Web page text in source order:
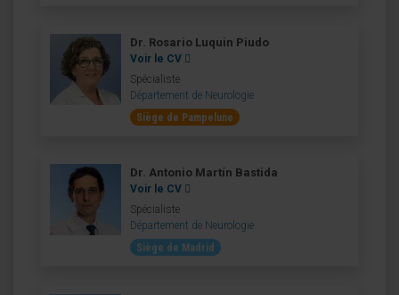
Dr. Rosario Luquin Piudo
Voir le CV
Spécialiste
Département de Neurologie
Siège de Pampelune
Dr. Antonio Martín Bastida
Voir le CV
Spécialiste
Département de Neurologie
Siège de Madrid